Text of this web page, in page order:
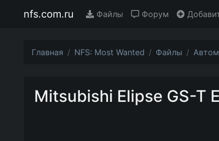
nfs.com.ru Файлы Форум
Главная NFS: Most Wanted Файлы
Mitsubishi Elipse GS-T